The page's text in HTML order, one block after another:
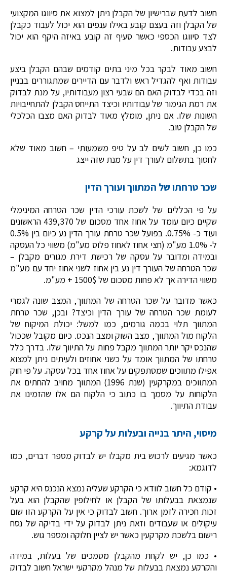
חשוב לדעת שברישיון של הקבלן ניתן למצוא את סיווגו המקצועי
של הקבלן וזה בעצם קובע באילו ענפים הוא יכול לעבוד כקבלן
לצד סיווגו הכספי כאשר סעיף זה קובע באיזה היקף הוא יכול
לבצע עבודות.
חשוב מאוד לבקר בכל מיני בתים קודמים שבהם הקבלן ביצע
עבודות ואף להגדיל ראש ולדבר עם הדיירים שמתגוררים בבניין
וזה בכדי לבדוק האם הם שבעי רצון מעבודותיו, על מנת לבדוק
את רמת הגימור של עבודותיו וכיצד התייחס הקבלן להתחייבויות
השונות שלו. אם ניתן, מומלץ מאוד לבדוק האם מצבו הכלכלי
של הקבלן טוב.
כמו כן, חשוב לשים לב על טיפ משמעותי – חשוב מאוד שלא
לחסוך בתשלום לעורך דין על מנת שזה ייצג
שכר טרחתו של המתווך ועורך הדין
על פי הכללים של לשכת עורכי הדין שכר הטרחה המינימלי
שקיים כיום עומד על אחוז אחד מסכום של 439,370 הראשונים
ועוד כ- 0.75%. בפועל שכר טרחת עורך הדין נע כיום בין 0.5%
ל- 1.0% מע"מ (חצי אחוז לאחוז פלוס מע"מ) משווי כל העסקה
ובמידה ומדובר על עסקה של רכישת דירת מגורים מקבלן –
שכר הטרחה של העורך דין נע בין אחוז לשני אחוז יחד עם מע"מ
משווי הדירה אך לא פחות מסכום של 1500$ + מע"מ.
כאשר מדובר על שכר הטרחה של המתווך, המצב שונה לגמרי
לעומת שכר הטרחה של עורך הדין וכיצד? ובכן, שכר טרחת
המתווך תלוי בכמה גורמים, כמו למשל: יכולת המיקוח של
הלקוח מול המתווך, מצב השוק ומצב הנכס. כיום מקובל שככול
שהנכס יקר יותר המתווך מקבל פחות על התיווך שלו. בדרך כלל
טרחתו של המתווך אומד על כשני אחוזים ולעיתים ניתן למצוא
אפילו מתווכים שמסתפקים על אחוז אחד בכל עסקה. על פי חוק
המתווכים במקרקעין (שנת 1996) המתווך מחויב להחתים את
הלקוחות על מסמך בו כתוב כי הלקוח הם אלו שהזמינו את
עבודת התיווך.
מיסוי, היתר בנייה ובעלות על קרקע
כאשר מגיעים לרכוש בית מקבלו יש לבדוק מספר דברים, כמו
לדוגמא:
• קודם כל חשוב לוודא כי הקרקע שעליה נמצא הנכנס היא קרקע
שנמצאת בבעלותו של הקבלן או לחילופין שהקבלן הוא בעל
זכות חכירה לזמן ארוך. חשוב לבדוק כי אין על הקרקע הזו שום
עיקולים או שעבודים וזאת ניתן לבדוק על ידי בדיקה של נסח
רישום בלשכת מקרקעין כאשר יש לציין חלוקה ומספר גוש.
• כמו כן, יש לקחת מהקבלן מסמכים של בעלות, במידה
והקרקע נמצאת בבעלות של מנהל מקרקעי ישראל חשוב לבדוק